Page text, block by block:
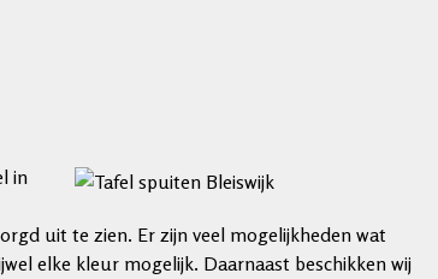
in
uit te zien. Er zijn veel mogelijkheden wat
elke kleur mogelijk. Daarnaast beschikken wij